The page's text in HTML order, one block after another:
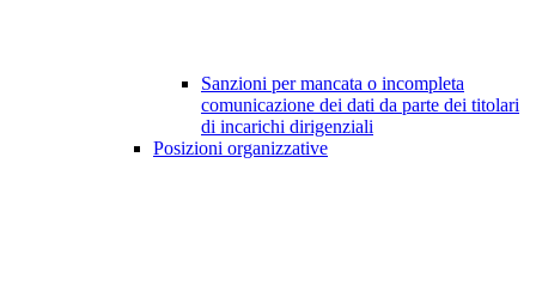
Sanzioni per mancata o incompleta
comunicazione dei dati da parte dei titolari
di incarichi dirigenziali
Posizioni organizzative